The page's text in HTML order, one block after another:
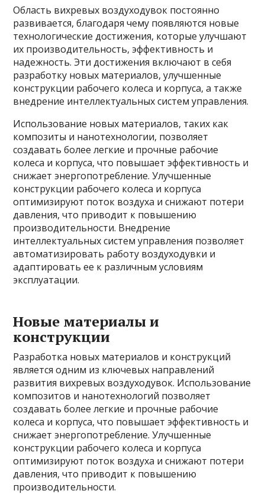
Область вихревых воздуходувок постоянно
развивается, благодаря чему появляются новые
технологические достижения, которые улучшают
их производительность, эффективность и
надежность. Эти достижения включают в себя
разработку новых материалов, улучшенные
конструкции рабочего колеса и корпуса, а также
внедрение интеллектуальных систем управления.
Использование новых материалов, таких как
композиты и нанотехнологии, позволяет
создавать более легкие и прочные рабочие
колеса и корпуса, что повышает эффективность и
снижает энергопотребление. Улучшенные
конструкции рабочего колеса и корпуса
оптимизируют поток воздуха и снижают потери
давления, что приводит к повышению
производительности. Внедрение
интеллектуальных систем управления позволяет
автоматизировать работу воздуходувки и
адаптировать ее к различным условиям
эксплуатации.
Новые материалы и
конструкции
Разработка новых материалов и конструкций
является одним из ключевых направлений
развития вихревых воздуходувок. Использование
композитов и нанотехнологий позволяет
создавать более легкие и прочные рабочие
колеса и корпуса, что повышает эффективность и
снижает энергопотребление. Улучшенные
конструкции рабочего колеса и корпуса
оптимизируют поток воздуха и снижают потери
давления, что приводит к повышению
производительности.